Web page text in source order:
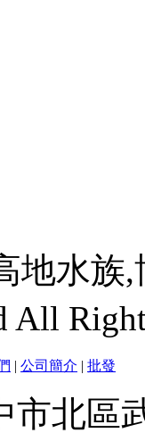
地水族
All
| 公司簡介 | 批發
市北區